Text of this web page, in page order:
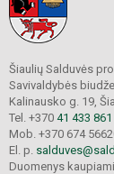
Šiaulių Salduvės
Savivaldybės
Kalinausko g. 19,
Tel. +370 41 433 861
Mob. +370 674
El. p.
Duomenys